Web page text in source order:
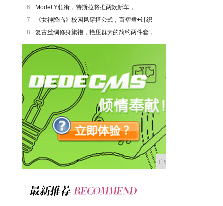
6
Model Y领衔，特斯拉将推两款新车，
7
《女神降临》校园风穿搭公式，百褶裙+针织
8
复古丝绸修身旗袍，艳压群芳的简约两件套，
广告